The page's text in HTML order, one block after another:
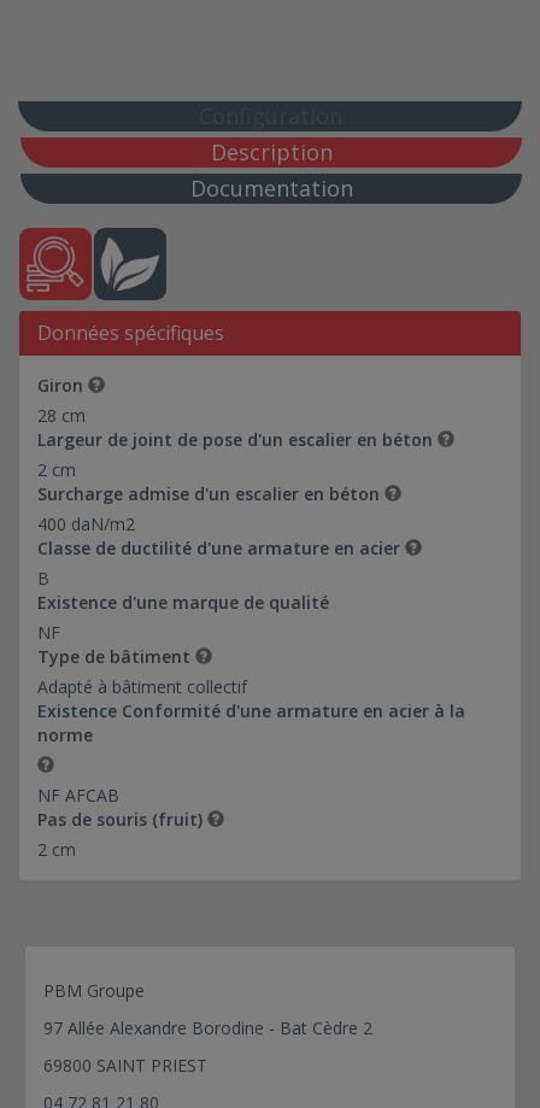
60*109-Ref 0374017
72*80-Ref 0374018
80*132,50-Ref 0374019
88*88-Ref 0374020
98*98-Ref 0374021
5*94-Ref 0374022
10*69-Ref 0374030
10*93-Ref 0374031
10*178,46-Ref 0374035
20*130-Ref 0374037
20*183,46-Ref 0374036
60*97,20-Ref 0374039
Description
Documentation
Données spécifiques
Giron
28 cm
Largeur de joint de pose d'un escalier en béton
2 cm
Surcharge admise d'un escalier en béton
400 daN/m2
Classe de ductilité d'une armature en acier
B
Existence d'une marque de qualité
NF
Type de bâtiment
Adapté à bâtiment collectif
Existence Conformité d'une armature en acier à la
norme
NF AFCAB
Pas de souris (fruit)
2 cm
PBM Groupe
97 Allée Alexandre Borodine - Bat Cèdre 2
69800 SAINT PRIEST
04 72 81 21 80